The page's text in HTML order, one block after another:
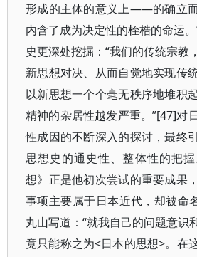
形成的主体的意义上——的确立
内含了成为决定性的桎梏的命运
史更深处挖掘：“我们的传统宗教
新思想对决、从而自觉地实现传
以新思想一个个毫无秩序地堆积
精神的杂居性越发严重。”[47]对
性成因的不断深入的探讨，最终
思想史的通史性、整体性的把
想》正是他初次尝试的重要成果
事项主要属于日本近代，却被命
丸山写道：“就我自己的问题意识
竟只能称之为<日本的思想>。在